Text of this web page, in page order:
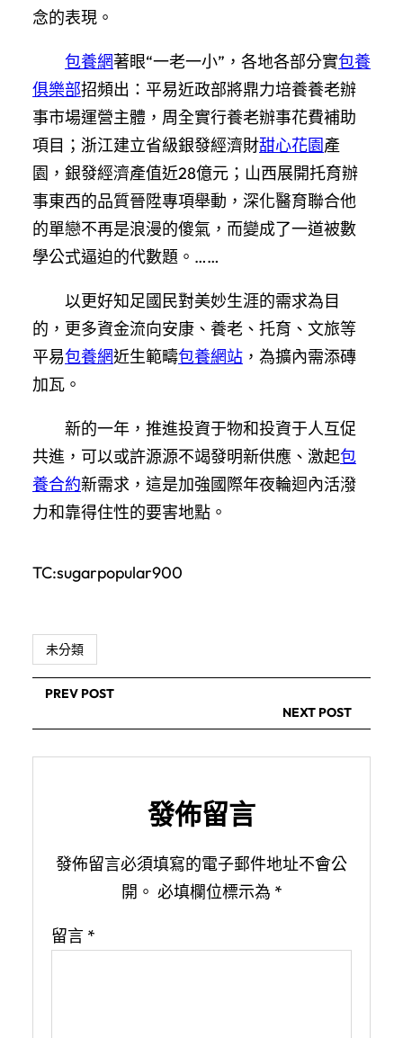
念的表現。
包養網著眼“一老一小”，各地各部分實包養
俱樂部招頻出：平易近政部將鼎力培養養老辦
事市場運營主體，周全實行養老辦事花費補助
項目；浙江建立省級銀發經濟財甜心花園產
園，銀發經濟產值近28億元；山西展開托育辦
事東西的品質晉陞專項舉動，深化醫育聯合他
的單戀不再是浪漫的傻氣，而變成了一道被數
學公式逼迫的代數題。……
以更好知足國民對美妙生涯的需求為目
的，更多資金流向安康、養老、托育、文旅等
平易包養網近生範疇包養網站 ，為擴內需添磚
加瓦。
新的一年，推進投資于物和投資于人互促
共進，可以或許源源不竭發明新供應、激起包
養合約新需求，這是加強國際年夜輪迴內活潑
力和靠得住性的要害地點。
TC:sugarpopular900
未分類
PREV POST
NEXT POST
發佈留言
發佈留言必須填寫的電子郵件地址不會公
開。 必填欄位標示為 *
留言 *